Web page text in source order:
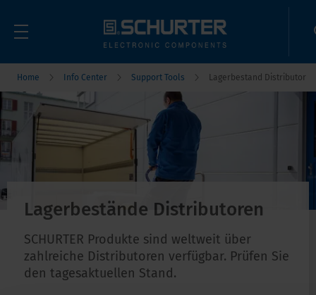
Home Info Center Support Tools Lagerbestand Distributor
Lagerbestände Distributoren
SCHURTER Produkte sind weltweit über
zahlreiche Distributoren verfügbar. Prüfen Sie
den tagesaktuellen Stand.